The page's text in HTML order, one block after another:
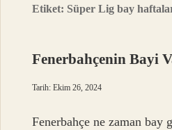
Etiket: Süper Lig bay
Fenerbahçenin Bayi
Tarih: Ekim 26, 2024
Fenerbahçe ne zaman bay